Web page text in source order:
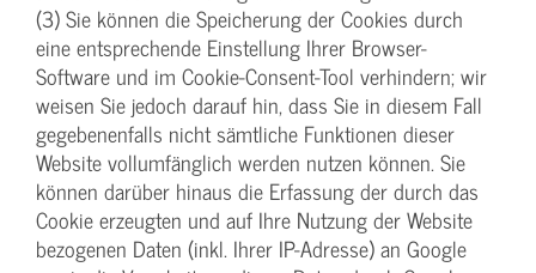
(3) Sie können die Speicherung der Cookies durch
eine entsprechende Einstellung Ihrer Browser-
Software und im Cookie-Consent-Tool verhindern; wir
weisen Sie jedoch darauf hin, dass Sie in diesem Fall
gegebenenfalls nicht sämtliche Funktionen dieser
Website vollumfänglich werden nutzen können. Sie
können darüber hinaus die Erfassung der durch das
Cookie erzeugten und auf Ihre Nutzung der Website
bezogenen Daten (inkl. Ihrer IP-Adresse) an Google